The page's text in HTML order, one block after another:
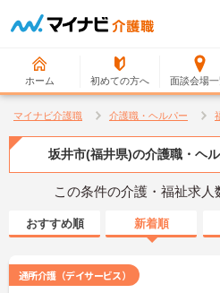
ホーム 初めての方へ 面談会場
マイナビ介護職 介護職・ヘルパー
坂井市(福井県)の介護職・ヘ
この条件の介護・福祉求人
おすすめ順 新着順
通所介護（デイサービス）